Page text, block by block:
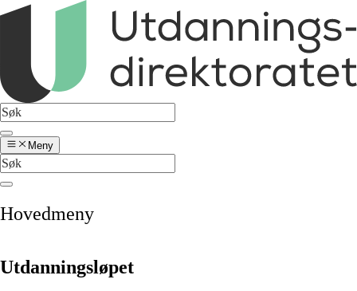
Meny
Hovedmeny
Utdanningsløpet